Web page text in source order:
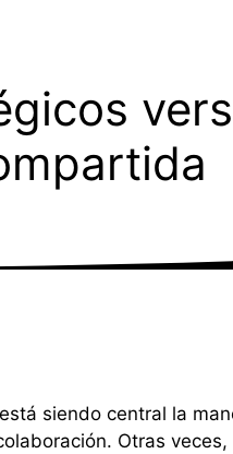
siendo central la
Otras